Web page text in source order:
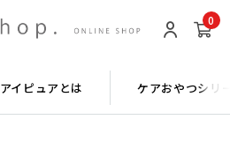
0
アイピュアとは ケアおやつシリ